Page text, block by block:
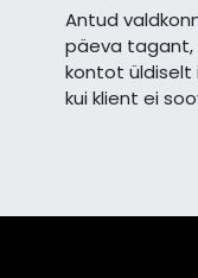
Antud
päeva tagant,
kontot üldiselt
kui klient ei